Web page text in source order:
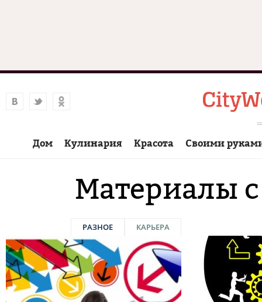
Дом Кулинария Красота Своими
Материалы
КАРЬЕРА
РАЗНОЕ